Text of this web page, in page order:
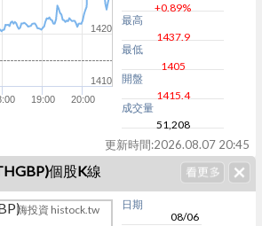
19:00 20:00
1410
1420
+0.89%
最高
1437.9
最低
1405
開盤
1415.4
成交量
51,208
更新時間:2026.08.07 20:45
個股K線
嗨投資 histock.tw
日期
08/06